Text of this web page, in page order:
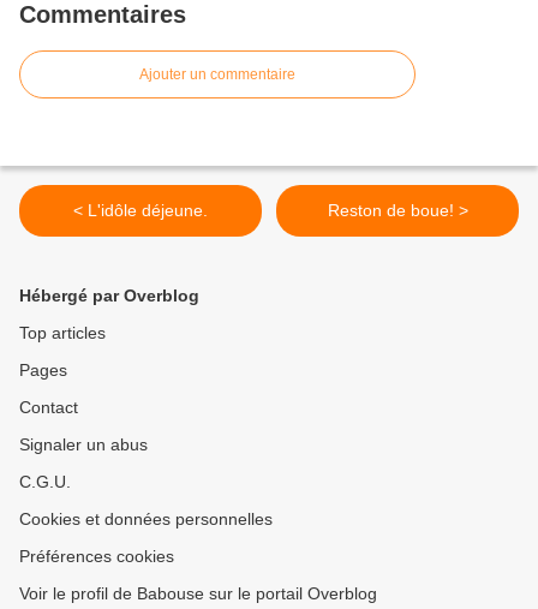
Commentaires
Ajouter un commentaire
< L'idôle déjeune. Reston de boue! >
Hébergé par Overblog
Top articles
Pages
Contact
Signaler un abus
C.G.U.
Cookies et données personnelles
Préférences cookies
Voir le profil de Babouse sur le portail Overblog